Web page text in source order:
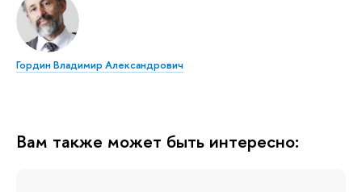
Гордин Владимир Александрович
Вам также может быть интересно: